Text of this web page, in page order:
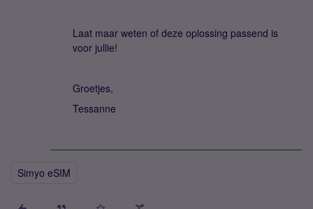
Laat maar weten of deze oplossing passend is
voor jullie!
Groetjes,
Tessanne
Simyo eSIM